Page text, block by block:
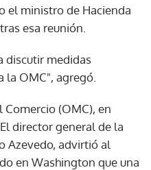
el ministro de Hacienda
esa reunión.
discutir medidas
la OMC", agregó.
(OMC), en
director general de la
Azevedo, advirtió al
en Washington que una